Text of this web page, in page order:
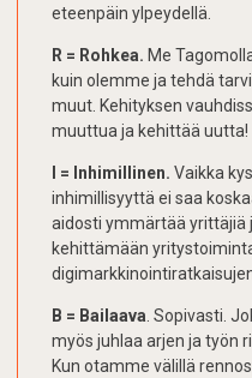
eteenpäin ylpeydellä.
R = Rohkea. Me
kuin olemme ja tehdä
muut. Kehityksen
muuttua ja kehittää uutta!
I = Inhimillinen. Vaikka
inhimillisyyttä ei saa
aidosti ymmärtää yrittäjiä
kehittämään
B = Bailaava . Sopivasti.
myös juhlaa arjen ja työn
Kun otamme välillä